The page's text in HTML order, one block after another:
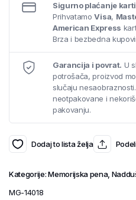
Sigurno plaćanje
PrihvatamoVisa,
American Express
Brza i bezbedna
Garancija i povrat. U
potrošača, proizvod
slučaju
neotpakovane i
pakovanju.
Dodaj to lista želja
Kategorije:Memorijska pena,
MG-14018